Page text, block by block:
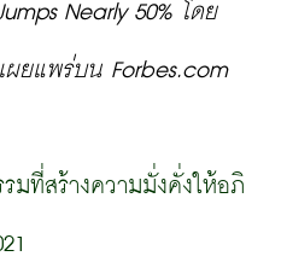
Nearly 50% โดย
เผยแพร่บน Forbes.com
มที่สร้างความมั่งคั่งให้อภิ